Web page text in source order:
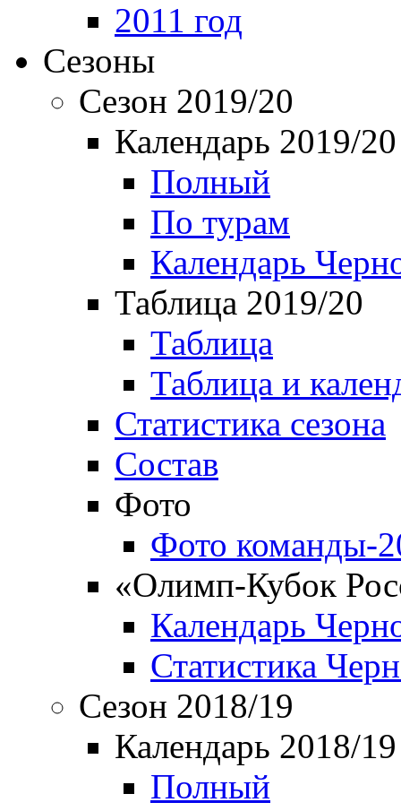
2011 год
Сезоны
Сезон 2019/20
Календарь 2019/20
Полный
По турам
Календарь
Таблица 2019/20
Таблица
Таблица и
Статистика сезона
Состав
Фото
Фото команды-
«Олимп-Кубок
Календарь
Статистика
Сезон 2018/19
Календарь 2018/19
Полный